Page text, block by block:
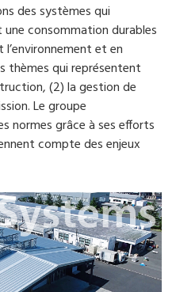
des systèmes qui
consommation durables
et en
thèmes qui représentent
(2) la gestion de
Le groupe
normes grâce à ses efforts
compte des enjeux